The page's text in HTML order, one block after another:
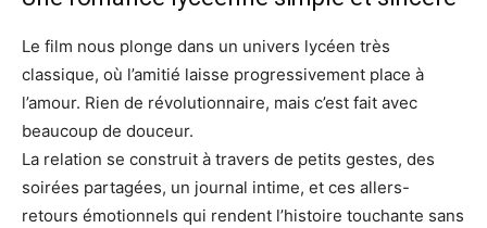
Le film nous plonge dans un univers lycéen très
classique, où l’amitié laisse progressivement place à
l’amour. Rien de révolutionnaire, mais c’est fait avec
beaucoup de douceur.
La relation se construit à travers de petits gestes, des
soirées partagées, un journal intime, et ces allers-
retours émotionnels qui rendent l’histoire touchante sans